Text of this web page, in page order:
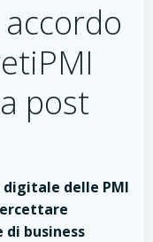
post
delle PMI
business